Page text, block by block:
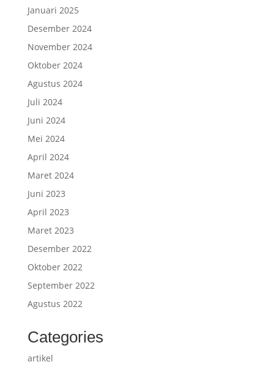
Januari 2025
Desember 2024
November 2024
Oktober 2024
Agustus 2024
Juli 2024
Juni 2024
Mei 2024
April 2024
Maret 2024
Juni 2023
April 2023
Maret 2023
Desember 2022
Oktober 2022
September 2022
Agustus 2022
Categories
artikel